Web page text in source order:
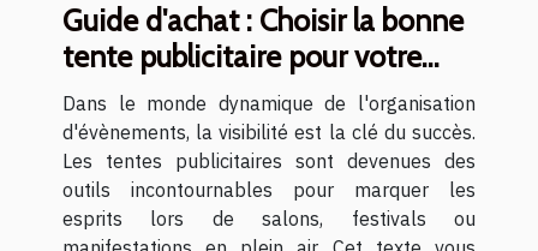
Guide d'achat : Choisir la bonne
tente publicitaire pour votre
évènement
Dans le monde dynamique de l'organisation
d'évènements, la visibilité est la clé du succès.
Les tentes publicitaires sont devenues des
outils incontournables pour marquer les
esprits lors de salons, festivals ou